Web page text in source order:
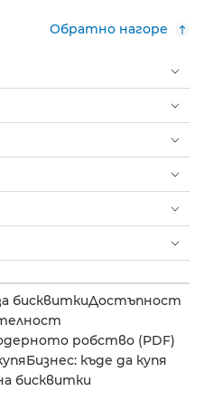
Обратно нагоре
бисквиткиДостъпност
робство (PDF)
Бизнес: къде да купя
бисквитки